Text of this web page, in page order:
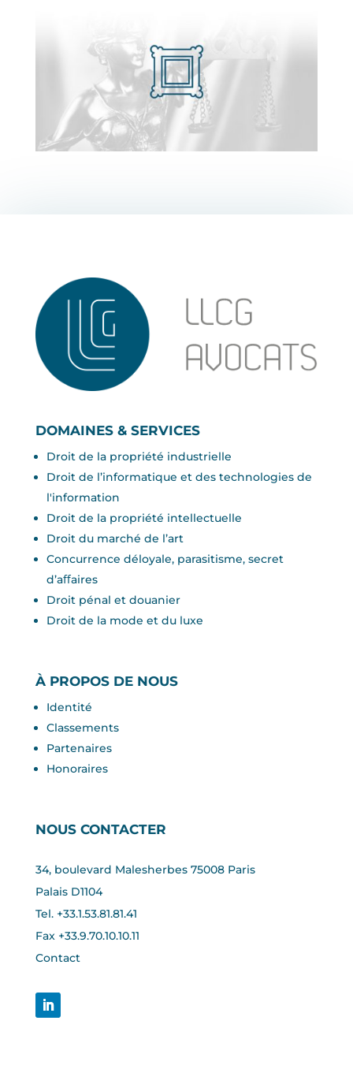
DOMAINES & SERVICES
Droit de la propriété industrielle
Droit de l’informatique et des technologies de
l'information
Droit de la propriété intellectuelle
Droit du marché de l’art
Concurrence déloyale, parasitisme, secret
d’aﬀaires
Droit pénal et douanier
Droit de la mode et du luxe
À PROPOS DE NOUS
Identité
Classements
Partenaires
Honoraires
NOUS CONTACTER
34, boulevard Malesherbes 75008 Paris
Palais D1104
Tel. +33.1.53.81.81.41
Fax +33.9.70.10.10.11
Contact